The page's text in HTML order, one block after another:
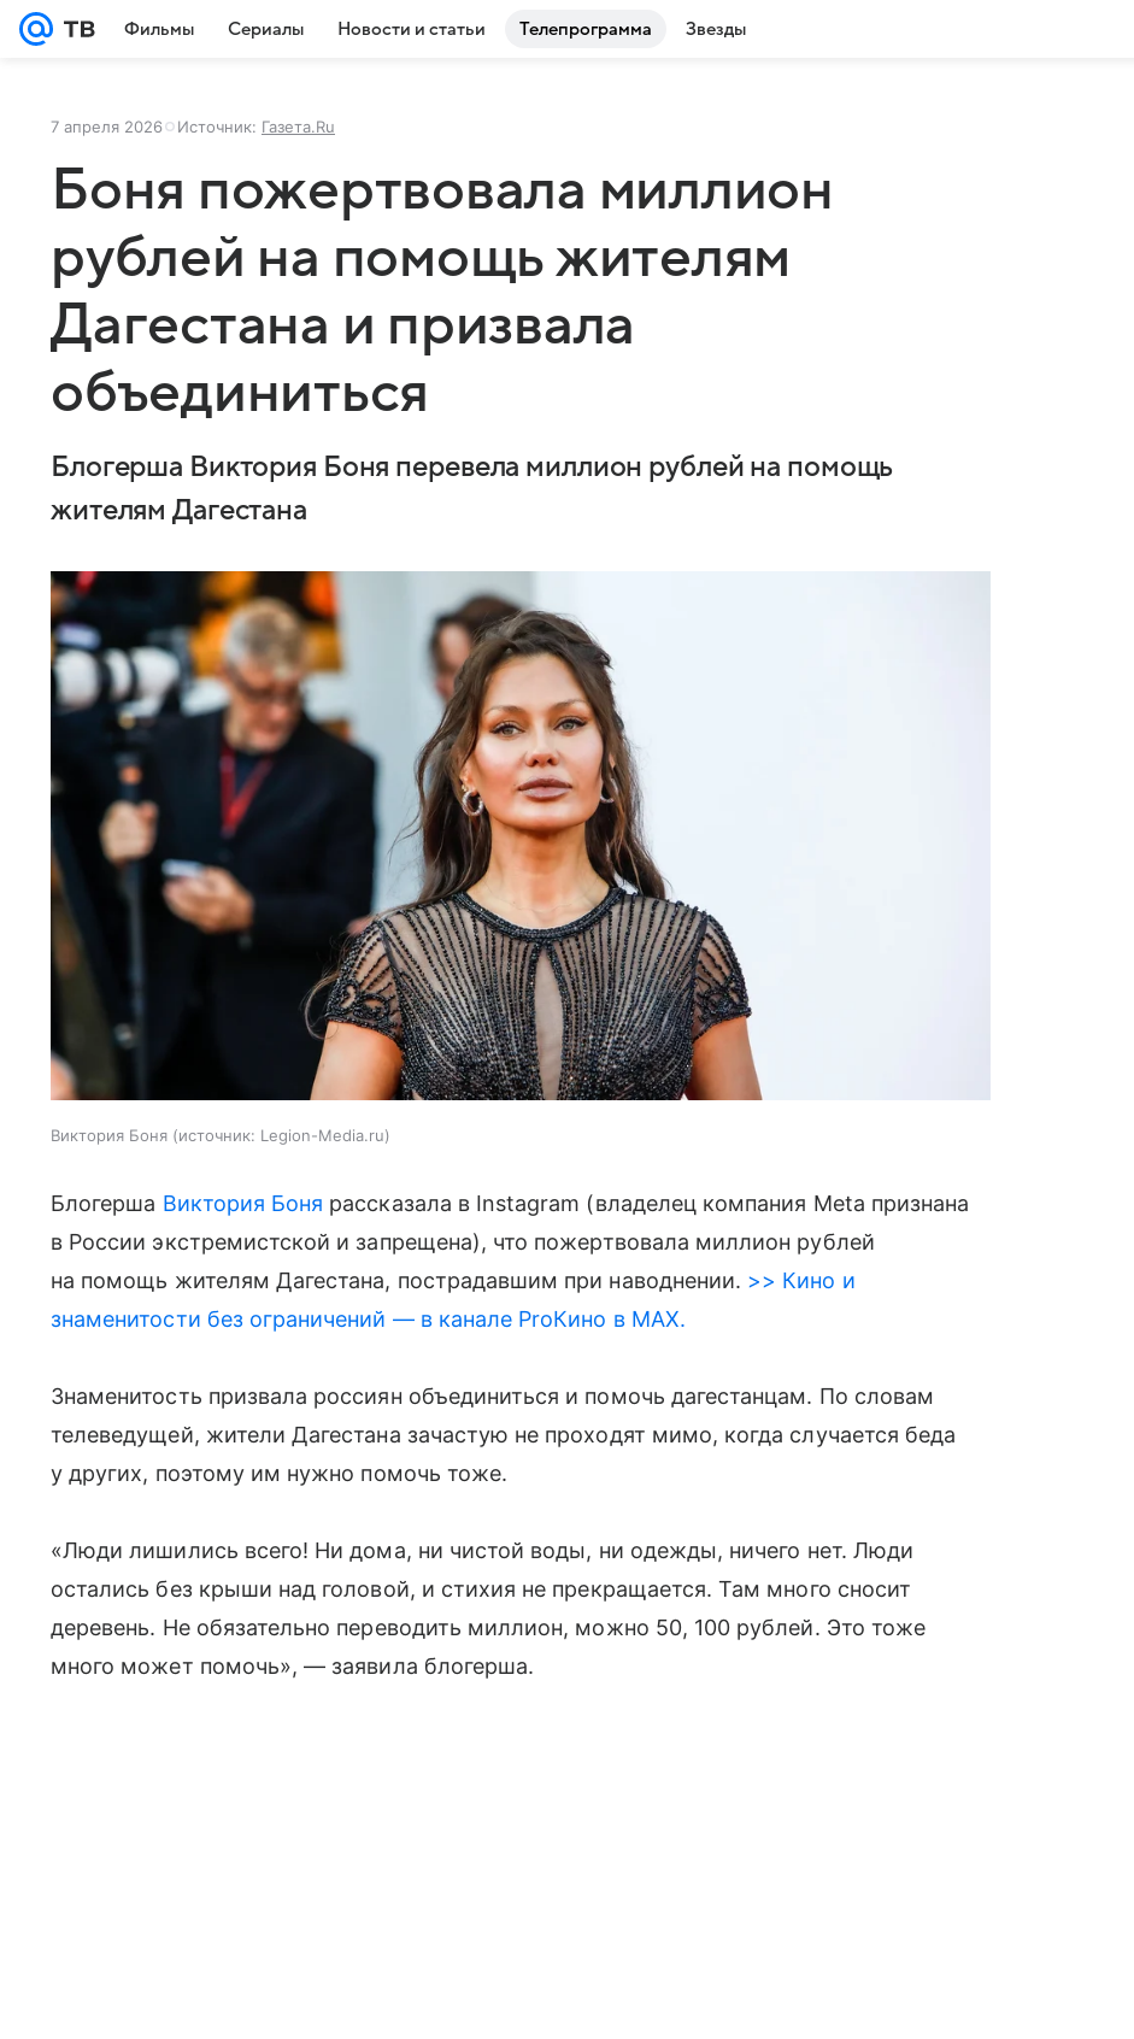
Фильмы Сериалы Новости и статьи Телепрограмма Звезды
7 апреля 2026 Источник: Газета.Ru
Боня пожертвовала миллион
рублей на помощь жителям
Дагестана и призвала
объединиться
Блогерша Виктория Боня перевела миллион рублей на помощь
жителям Дагестана
Виктория Боня источник: Legion-Media.ru
Блогерша Виктория Боня рассказала в Instagram (владелец компания Meta признана
в России экстремистской и запрещена), что пожертвовала миллион рублей
на помощь жителям Дагестана, пострадавшим при наводнении. >> Кино и
знаменитости без ограничений — в канале ProКино в MAX.
Знаменитость призвала россиян объединиться и помочь дагестанцам. По словам
телеведущей, жители Дагестана зачастую не проходят мимо, когда случается беда
у других, поэтому им нужно помочь тоже.
«Люди лишились всего! Ни дома, ни чистой воды, ни одежды, ничего нет. Люди
остались без крыши над головой, и стихия не прекращается. Там много сносит
деревень. Не обязательно переводить миллион, можно 50, 100 рублей. Это тоже
много может помочь», — заявила блогерша.